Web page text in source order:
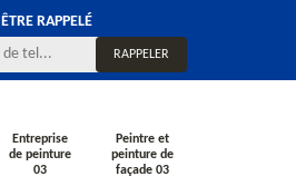
ÊTRE RAPPELÉ
Entreprise
de peinture
03
Peintre et
peinture de
façade 03